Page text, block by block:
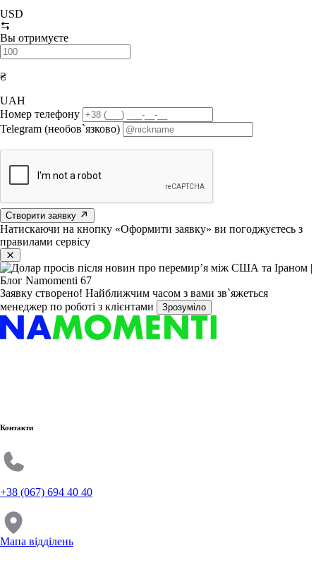
USD
Вы отримуєте
₴
UAH
Номер телефону
Telegram (необов`язково)
Створити заявку
Натискаючи на кнопку «Оформити заявку» ви погоджуєтесь з
правилами сервісу
Заявку створено! Найближчим часом з вами зв`яжеться
менеджер по роботі з клієнтами
Зрозуміло
Контакти
+38 (067) 694 40 40
Мапа відділень